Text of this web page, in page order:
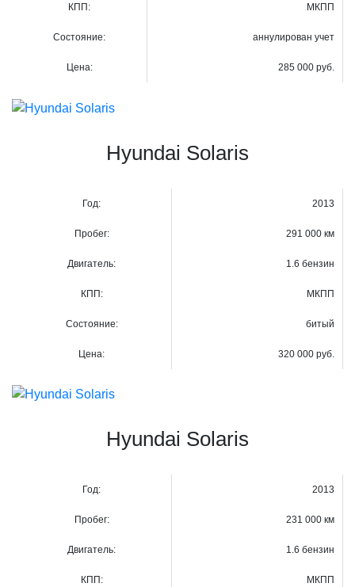
КПП: МКПП
Состояние: аннулирован учет
Цена: 285 000 руб.
Hyundai Solaris
Год: 2013
Пробег: 291 000 км
Двигатель: 1.6 бензин
КПП: МКПП
Состояние: битый
Цена: 320 000 руб.
Hyundai Solaris
Год: 2013
Пробег: 231 000 км
Двигатель: 1.6 бензин
КПП: МКПП